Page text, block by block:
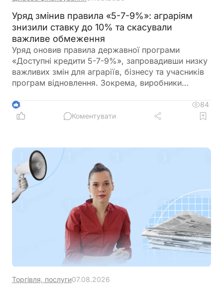
Уряд змінив правила «5-7-9%»: аграріям
знизили ставку до 10% та скасували
важливе обмеження
Уряд оновив правила державної програми
«Доступні кредити 5-7-9%», запровадивши низку
важливих змін для аграріїв, бізнесу та учасників
програм відновлення. Зокрема, виробники
більше можливостей для фінансування
оборотного капіталу за нижчою ставкою, а з 1
4
84
Коментувати
Торгівля, послуги07.08.2026